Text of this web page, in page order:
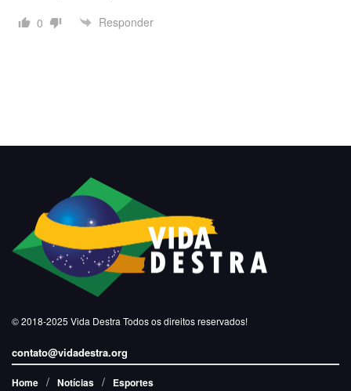
0
Responder
© 2018-2025 Vida Destra Todos os direitos reservados!
contato@vidadestra.org
Home Notícias Esportes